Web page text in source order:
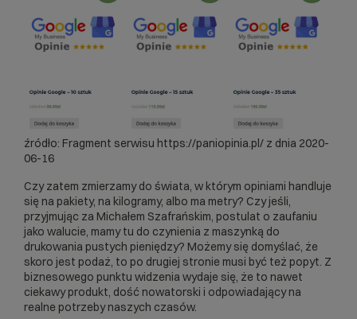
źródło: Fragment serwisu https://paniopinia.pl/ z dnia 2020-
06-16
Czy zatem zmierzamy do świata, w którym opiniami handluje
się na pakiety, na kilogramy, albo ma metry? Czy jeśli,
przyjmując za Michałem Szafrańskim, postulat o zaufaniu
jako walucie, mamy tu do czynienia z maszynką do
drukowania pustych pieniędzy? Możemy się domyślać, że
skoro jest podaż, to po drugiej stronie musi być też popyt. Z
biznesowego punktu widzenia wydaje się, że to nawet
ciekawy produkt, dość nowatorski i odpowiadający na
realne potrzeby naszych czasów.